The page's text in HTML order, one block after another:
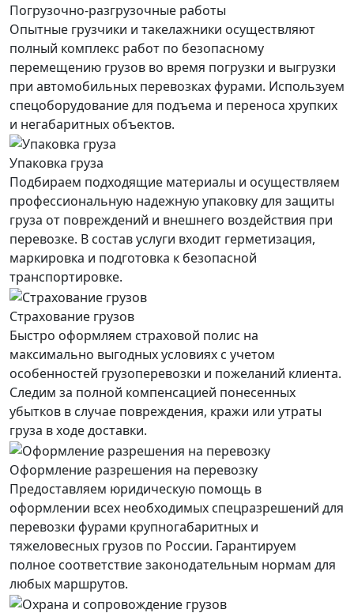
Погрузочно-разгрузочные работы
Опытные грузчики и такелажники осуществляют
полный комплекс работ по безопасному
перемещению грузов во время погрузки и выгрузки
при автомобильных перевозках фурами. Используем
спецоборудование для подъема и переноса хрупких
и негабаритных объектов.
Упаковка груза
Подбираем подходящие материалы и осуществляем
профессиональную надежную упаковку для защиты
груза от повреждений и внешнего воздействия при
перевозке. В состав услуги входит герметизация,
маркировка и подготовка к безопасной
транспортировке.
Страхование грузов
Быстро оформляем страховой полис на
максимально выгодных условиях с учетом
особенностей грузоперевозки и пожеланий клиента.
Следим за полной компенсацией понесенных
убытков в случае повреждения, кражи или утраты
груза в ходе доставки.
Оформление разрешения на перевозку
Предоставляем юридическую помощь в
оформлении всех необходимых спецразрешений для
перевозки фурами крупногабаритных и
тяжеловесных грузов по России. Гарантируем
полное соответствие законодательным нормам для
любых маршрутов.